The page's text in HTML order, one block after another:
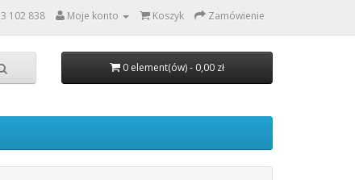
102 838 Moje konto Koszyk Zamówienie
0 element(ów) - 0,00 zł